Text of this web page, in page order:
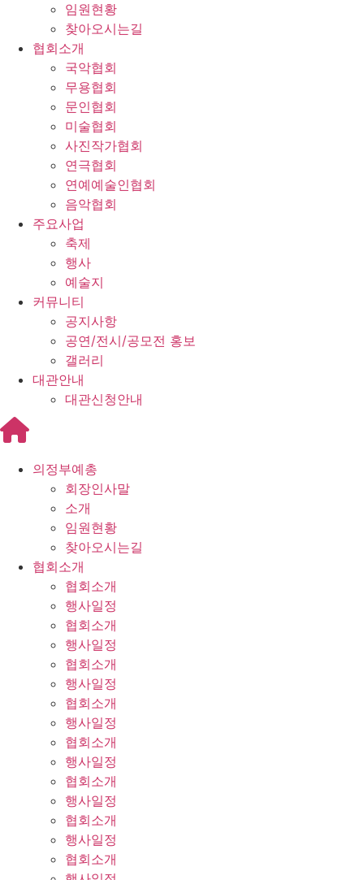
임원현황
찾아오시는길
협회소개
국악협회
무용협회
문인협회
미술협회
사진작가협회
연극협회
연예예술인협회
음악협회
주요사업
축제
행사
예술지
커뮤니티
공지사항
공연/전시/공모전 홍보
갤러리
대관안내
대관신청안내
의정부예총
회장인사말
소개
임원현황
찾아오시는길
협회소개
협회소개
행사일정
협회소개
행사일정
협회소개
행사일정
협회소개
행사일정
협회소개
행사일정
협회소개
행사일정
협회소개
행사일정
협회소개